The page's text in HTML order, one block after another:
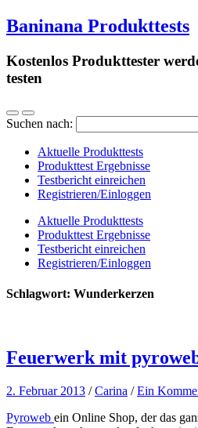
Baninana Produkttests
Kostenlos Produkttester
testen
Suchen nach:
Aktuelle Produkttests
Produkttest Ergebnisse
Testbericht einreichen
Registrieren/Einloggen
Aktuelle Produkttests
Produkttest Ergebnisse
Testbericht einreichen
Registrieren/Einloggen
Schlagwort: Wunderkerzen
Feuerwerk mit
2. Februar 2013 /Carina /Ein
Pyroweb ein Online Shop, der das